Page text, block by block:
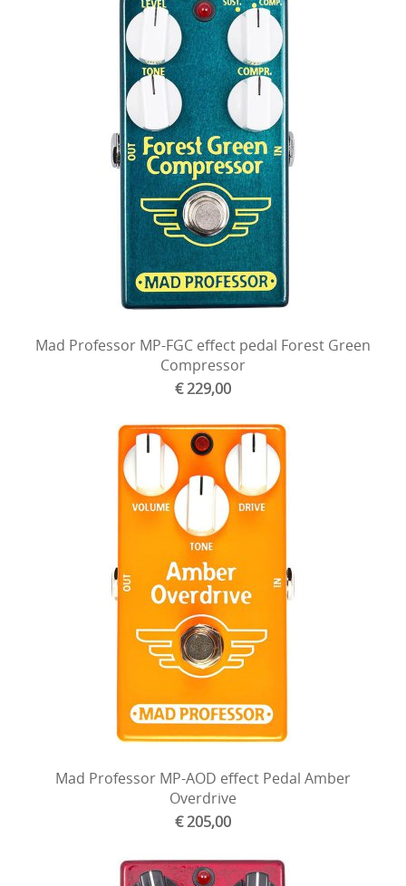
Mad Professor MP-FGC effect pedal Forest Green
Compressor
€ 229,00
Mad Professor MP-AOD effect Pedal Amber
Overdrive
€ 205,00